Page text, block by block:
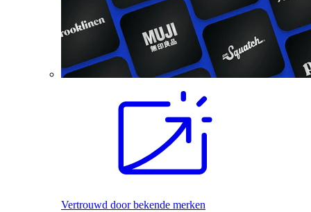
Vertrouwd door bekende merken